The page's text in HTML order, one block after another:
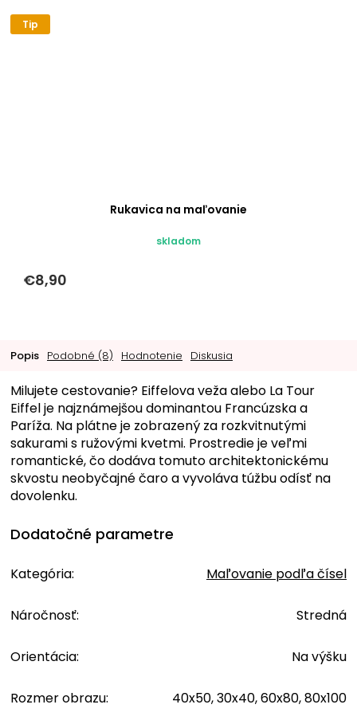
Tip
Rukavica na maľovanie
skladom
€8,90
Popis Podobné (8) Hodnotenie Diskusia
Milujete cestovanie? Eiffelova veža alebo La Tour
Eiffel je najznámejšou dominantou Francúzska a
Paríža. Na plátne je zobrazený za rozkvitnutými
sakurami s ružovými kvetmi. Prostredie je veľmi
romantické, čo dodáva tomuto architektonickému
skvostu neobyčajné čaro a vyvoláva túžbu odísť na
dovolenku.
Dodatočné parametre
Kategória: Maľovanie podľa čísel
Náročnosť: Stredná
Orientácia: Na výšku
Rozmer obrazu: 40x50, 30x40, 60x80, 80x100